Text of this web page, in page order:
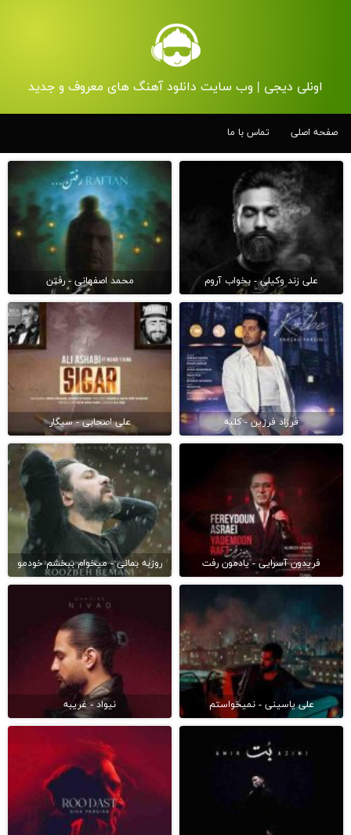
اونلی دیجی | وب سایت دانلود آهنگ های معروف و جدید
صفحه اصلی تماس با ما
علی زند وکیلی - بخواب آروم محمد اصفهانی - رفتن
فرزاد فرزین - کلبه علی اصحابی - سیگار
فریدون آسرایی - یادمون رفت روزبه بمانی - میخوام ببخشم خودمو
علی یاسینی - نمیخواستم نیواد - غریبه